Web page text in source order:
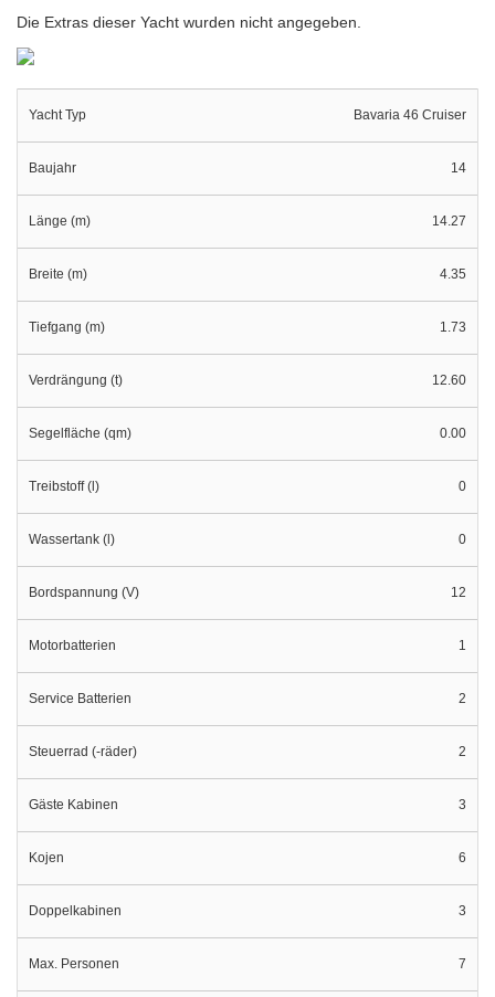
Die Extras dieser Yacht wurden nicht angegeben.
Yacht Typ Bavaria 46 Cruiser
Baujahr 14
Länge (m) 14.27
Breite (m) 4.35
Tiefgang (m) 1.73
Verdrängung (t) 12.60
Segelfläche (qm) 0.00
Treibstoff (l) 0
Wassertank (l) 0
Bordspannung (V) 12
Motorbatterien 1
Service Batterien 2
Steuerrad (-räder) 2
Gäste Kabinen 3
Kojen 6
Doppelkabinen 3
Max. Personen 7